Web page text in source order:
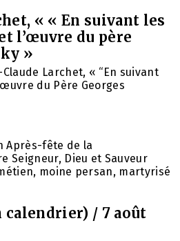
« « En suivant les
l’œuvre du père
»
Larchet, « “En suivant
du Père Georges
Après-fête de la
Seigneur, Dieu et Sauveur
moine persan, martyrisé
/ 7 août